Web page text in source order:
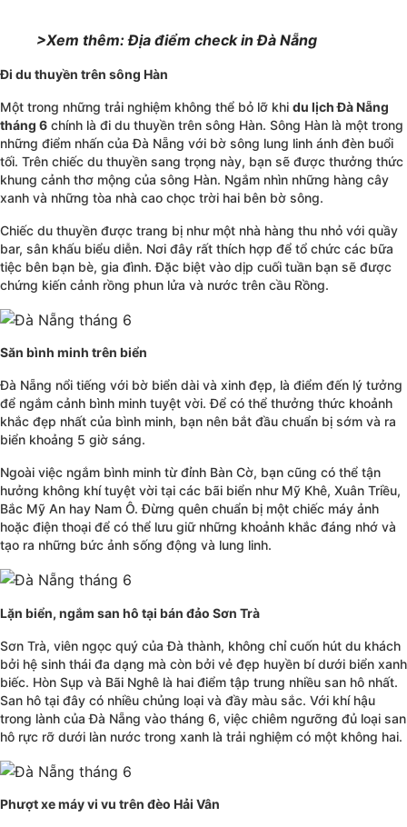
>Xem thêm: Địa điểm check in Đà Nẵng
Đi du thuyền trên sông Hàn
Một trong những trải nghiệm không thể bỏ lỡ khi du lịch Đà Nẵng
tháng 6 chính là đi du thuyền trên sông Hàn. Sông Hàn là một trong
những điểm nhấn của Đà Nẵng với bờ sông lung linh ánh đèn buổi
tối. Trên chiếc du thuyền sang trọng này, bạn sẽ được thưởng thức
khung cảnh thơ mộng của sông Hàn. Ngắm nhìn những hàng cây
xanh và những tòa nhà cao chọc trời hai bên bờ sông.
Chiếc du thuyền được trang bị như một nhà hàng thu nhỏ với quầy
bar, sân khấu biểu diễn. Nơi đây rất thích hợp để tổ chức các bữa
tiệc bên bạn bè, gia đình. Đặc biệt vào dịp cuối tuần bạn sẽ được
chứng kiến cảnh rồng phun lửa và nước trên cầu Rồng.
Săn bình minh trên biển
Đà Nẵng nổi tiếng với bờ biển dài và xinh đẹp, là điểm đến lý tưởng
để ngắm cảnh bình minh tuyệt vời. Để có thể thưởng thức khoảnh
khắc đẹp nhất của bình minh, bạn nên bắt đầu chuẩn bị sớm và ra
biển khoảng 5 giờ sáng.
Ngoài việc ngắm bình minh từ đỉnh Bàn Cờ, bạn cũng có thể tận
hưởng không khí tuyệt vời tại các bãi biển như Mỹ Khê, Xuân Triều,
Bắc Mỹ An hay Nam Ô. Đừng quên chuẩn bị một chiếc máy ảnh
hoặc điện thoại để có thể lưu giữ những khoảnh khắc đáng nhớ và
tạo ra những bức ảnh sống động và lung linh.
Lặn biển, ngắm san hô tại bán đảo Sơn Trà
Sơn Trà, viên ngọc quý của Đà thành, không chỉ cuốn hút du khách
bởi hệ sinh thái đa dạng mà còn bởi vẻ đẹp huyền bí dưới biển xanh
biếc. Hòn Sụp và Bãi Nghê là hai điểm tập trung nhiều san hô nhất.
San hô tại đây có nhiều chủng loại và đầy màu sắc. Với khí hậu
trong lành của Đà Nẵng vào tháng 6, việc chiêm ngưỡng đủ loại san
hô rực rỡ dưới làn nước trong xanh là trải nghiệm có một không hai.
Phượt xe máy vi vu trên đèo Hải Vân